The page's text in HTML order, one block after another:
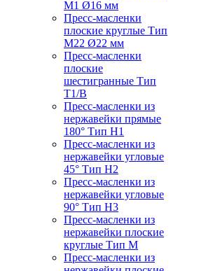
M1 Ø16 мм
Пресс-масленки
плоские круглые Тип
M22 Ø22 мм
Пресс-масленки
плоские
шестигранные Тип
T1/B
Пресс-масленки из
нержавейки прямые
180° Тип H1
Пресс-масленки из
нержавейки угловые
45° Тип H2
Пресс-масленки из
нержавейки угловые
90° Тип H3
Пресс-масленки из
нержавейки плоские
круглые Тип M
Пресс-масленки из